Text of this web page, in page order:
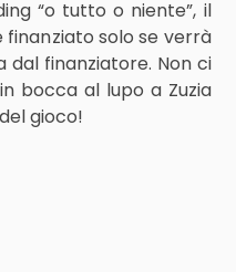
“o tutto o niente”, il
solo se verrà
dal finanziatore. Non ci
bocca al lupo a Zuzia
gioco!